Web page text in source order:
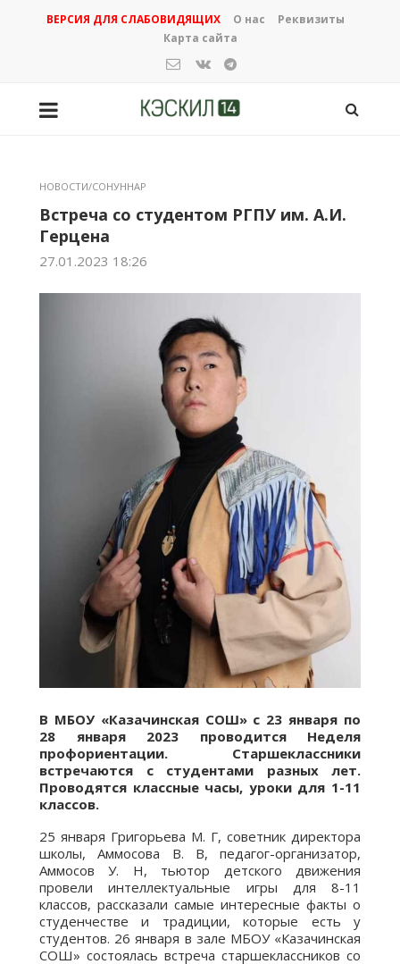
ВЕРСИЯ ДЛЯ СЛАБОВИДЯЩИХ О нас
Реквизиты
Карта сайта
НОВОСТИ/СОНУННАР
Встреча со студентом РГПУ им. А.И.
Герцена
27.01.2023 18:26
В МБОУ «Казачинская СОШ» с 23 января по
28 января 2023 проводится Неделя
профориентации. Старшеклассники
встречаются с студентами разных лет.
Проводятся классные часы, уроки для 1-11
классов.
25 января Григорьева М. Г, советник директора
школы, Аммосова В. В, педагог-организатор,
Аммосов У. Н, тьютор детского движения
провели интеллектуальные игры для 8-11
классов, рассказали самые интересные факты о
студенчестве и традиции, которые есть у
студентов. 26 января в зале МБОУ «Казачинская
СОШ» состоялась встреча старшеклассников со